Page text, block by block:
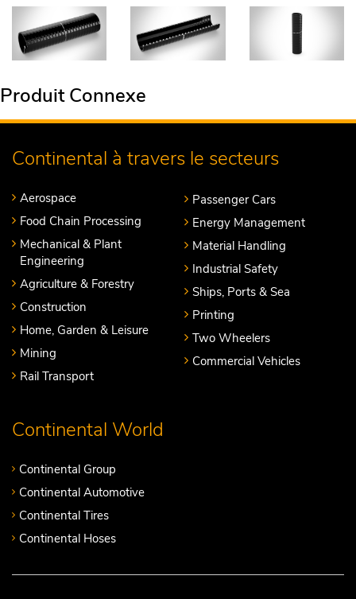
Produit Connexe
Continental à travers le secteurs
Aerospace
Food Chain Processing
Mechanical & Plant
Engineering
Agriculture & Forestry
Construction
Home, Garden & Leisure
Mining
Rail Transport
Passenger Cars
Energy Management
Material Handling
Industrial Safety
Ships, Ports & Sea
Printing
Two Wheelers
Commercial Vehicles
Continental World
Continental Group
Continental Automotive
Continental Tires
Continental Hoses